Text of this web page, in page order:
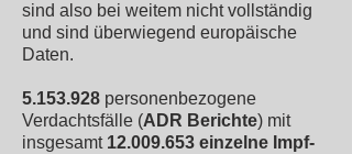
sind also bei weitem nicht vollständig
und sind überwiegend europäische
Daten.
5.153.928 personenbezogene
Verdachtsfälle (ADR Berichte) mit
insgesamt 12.009.653 einzelne Impf-